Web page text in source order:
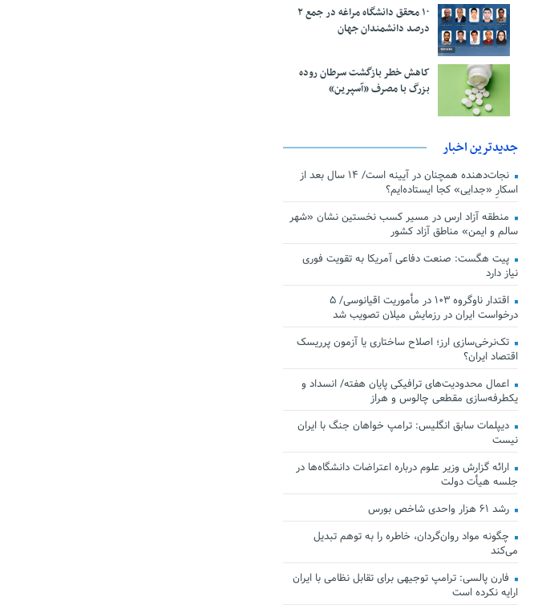
۱۰ محقق دانشگاه مراغه در جمع ۲
درصد دانشمندان جهان
کاهش خطر بازگشت سرطان روده
بزرگ با مصرف «آسپرین»
جدیدترین اخبار
نجات‌دهنده‌ همچنان در آیینه است/ ۱۴ سال بعد از
اسکارِ «جدایی» کجا ایستاده‌ایم؟
منطقه آزاد ارس در مسیر کسب نخستین نشان «شهر
سالم و ایمن» مناطق آزاد کشور
پیت هگست: صنعت دفاعی آمریکا به تقویت فوری
نیاز دارد
اقتدار ناوگروه ۱۰۳ در مأموریت‌ اقیانوسی/ ۵
درخواست ایران در رزمایش میلان تصویب شد
تک‌نرخی‌سازی ارز؛ اصلاح ساختاری یا آزمون پرریسک
اقتصاد ایران؟
اعمال محدودیت‌های ترافیکی پایان هفته/ انسداد و
یکطرفه‌سازی مقطعی چالوس و هراز
دیپلمات سابق انگلیس:‌ ترامپ خواهان جنگ با ایران
نیست
ارائه گزارش وزیر علوم درباره اعتراضات دانشگاه‌ها در
جلسه هیأت دولت
رشد ۶۱ هزار واحدی شاخص بورس
چگونه مواد روان‌گردان، خاطره را به توهم تبدیل
می‌کند
فارن پالسی: ترامپ توجیهی برای تقابل نظامی با ایران
ارایه نکرده است